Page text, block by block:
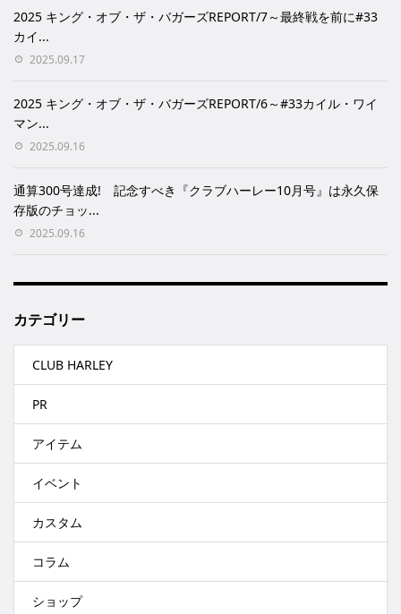
2025 キング・オブ・ザ・バガーズREPORT/7～最終戦を前に#33
カイ...
2025.09.17
2025 キング・オブ・ザ・バガーズREPORT/6～#33カイル・ワイ
マン...
2025.09.16
通算300号達成! 記念すべき『クラブハーレー10月号』は永久保
存版のチョッ...
2025.09.16
カテゴリー
CLUB HARLEY
PR
アイテム
イベント
カスタム
コラム
ショップ